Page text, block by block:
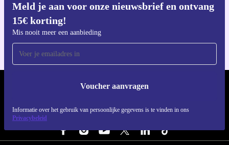
Meld je aan voor onze nieuwsbrief en ontvang
15€ korting!
Mis nooit meer een aanbieding
Voucher aanvragen
Informatie over het gebruik van persoonlijke gegevens is te vinden in ons
Privacybeleid
Download de refurbed app
REFURBED NEDERLAND - RETHINK NEW.
VOLG ONS